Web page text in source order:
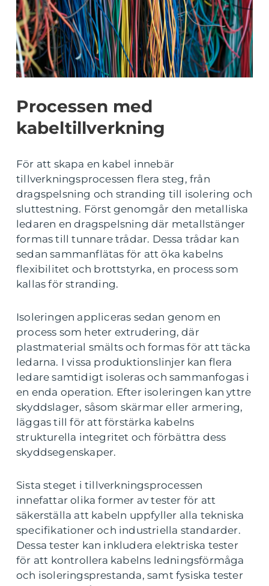
Processen med
kabeltillverkning
För att skapa en kabel innebär
tillverkningsprocessen flera steg, från
dragspelsning och stranding till isolering och
sluttestning. Först genomgår den metalliska
ledaren en dragspelsning där metallstänger
formas till tunnare trådar. Dessa trådar kan
sedan sammanflätas för att öka kabelns
flexibilitet och brottstyrka, en process som
kallas för stranding.
Isoleringen appliceras sedan genom en
process som heter extrudering, där
plastmaterial smälts och formas för att täcka
ledarna. I vissa produktionslinjer kan flera
ledare samtidigt isoleras och sammanfogas i
en enda operation. Efter isoleringen kan yttre
skyddslager, såsom skärmar eller armering,
läggas till för att förstärka kabelns
strukturella integritet och förbättra dess
skyddsegenskaper.
Sista steget i tillverkningsprocessen
innefattar olika former av tester för att
säkerställa att kabeln uppfyller alla tekniska
specifikationer och industriella standarder.
Dessa tester kan inkludera elektriska tester
för att kontrollera kabelns ledningsförmåga
och isoleringsprestanda, samt fysiska tester